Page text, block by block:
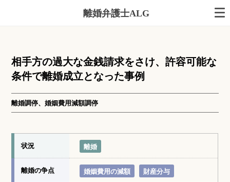
離婚弁護士ALG
相手方の過大な金銭請求をさけ、許容可能な
条件で離婚成立となった事例
離婚調停、婚姻費用減額調停
状況 離婚
離婚の争点 婚姻費用の減額 財産分与